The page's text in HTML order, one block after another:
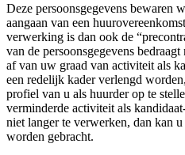
Deze persoonsgegevens bewaren
aangaan van een
verwerking is dan ook de
van de persoonsgegevens
af van uw graad van activiteit als
een redelijk kader verlengd
profiel van u als huurder op te
verminderde activiteit als
niet langer te verwerken, dan kan
worden gebracht.